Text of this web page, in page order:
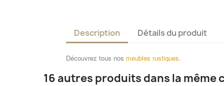
Description Détails du produit
Découvrez tous nos meubles rustiques.
16 autres produits dans la même